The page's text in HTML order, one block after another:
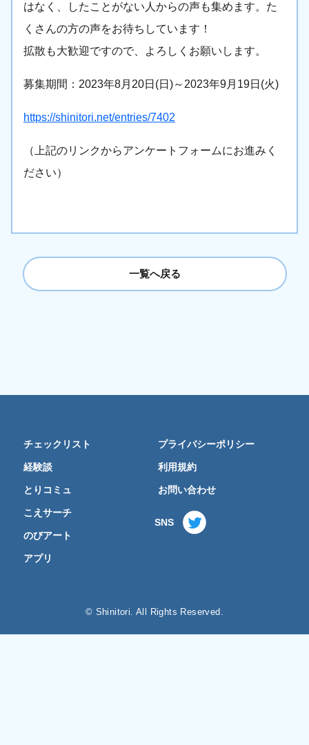
はなく、したことがない人からの声も集めます。た
くさんの方の声をお待ちしています！
拡散も大歓迎ですので、よろしくお願いします。
募集期間：2023年8月20日(日)～2023年9月19日(火)
https://shinitori.net/entries/7402
（上記のリンクからアンケートフォームにお進みく
ださい）
一覧へ戻る
チェックリスト
経験談
とりコミュ
こえサーチ
のびアート
アプリ
プライバシーポリシー
利用規約
お問い合わせ
SNS
© Shinitori. All Rights Reserved.